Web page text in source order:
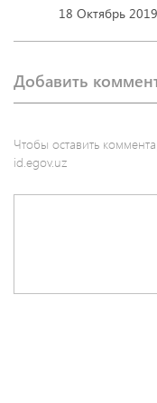
18 Октябрь
Добавить
Чтобы оставить
id.egov.uz